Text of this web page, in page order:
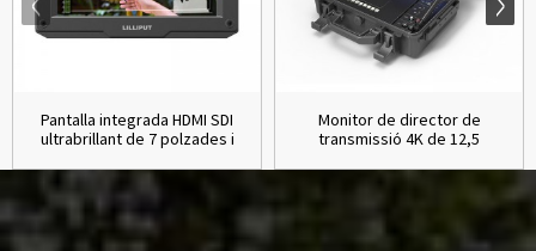
Pantalla integrada HDMI SDI
ultrabrillant de 7 polzades i
Monitor de director de
transmissió 4K de 12,5